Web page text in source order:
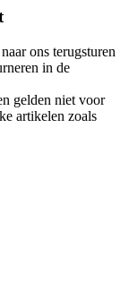
ons terugsturen
in de
gelden niet voor
artikelen zoals